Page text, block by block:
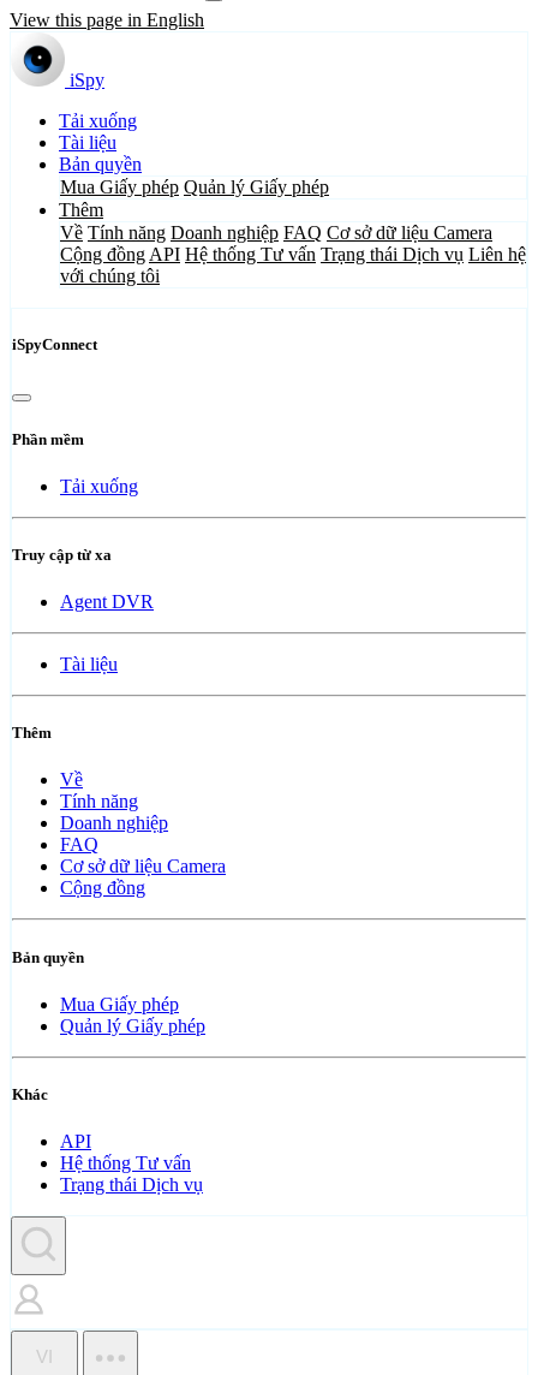
View this page in English
iSpy
Tải xuống
Tài liệu
Bản quyền
Mua Giấy phép Quản lý Giấy phép
Thêm
Về Tính năng Doanh nghiệp FAQ Cơ sở dữ liệu Camera
Cộng đồng API Hệ thống Tư vấn Trạng thái Dịch vụ Liên hệ
với chúng tôi
iSpyConnect
Phần mềm
Tải xuống
Truy cập từ xa
Agent DVR
Tài liệu
Thêm
Về
Tính năng
Doanh nghiệp
FAQ
Cơ sở dữ liệu Camera
Cộng đồng
Bản quyền
Mua Giấy phép
Quản lý Giấy phép
Khác
API
Hệ thống Tư vấn
Trạng thái Dịch vụ
VI